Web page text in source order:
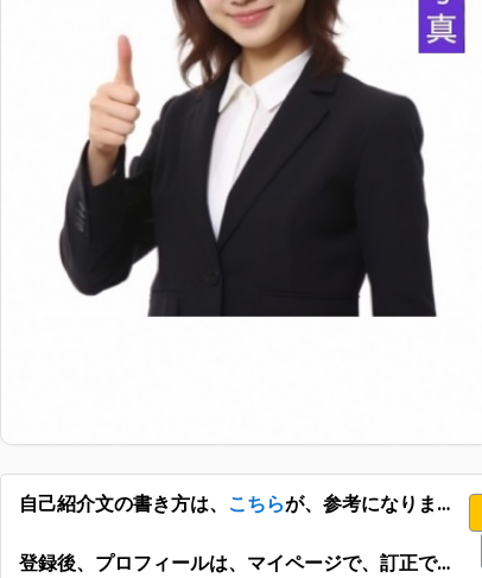
自己紹介文の書き方は、 こちらが、参考になります。
登録後、プロフィールは、マイページで、訂正できます。